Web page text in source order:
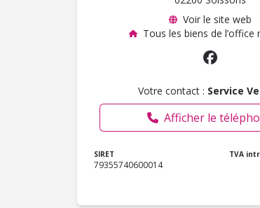
Voir le site web
Tous les biens de l’office
Votre contact : Service
Afficher le
SIRET
79355740600014
TVA